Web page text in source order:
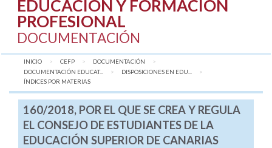
EDUCACIÓN Y FORMACIÓN
PROFESIONAL
DOCUMENTACIÓN
INICIO CEFP
DOCUMENTACIÓN
DOCUMENTACIÓN EDUCAT...
DISPOSICIONES EN EDU...
AQUÍ:
ÍNDICES POR MATERIAS
160/2018, POR EL QUE SE CREA Y REGULA
EL CONSEJO DE ESTUDIANTES DE LA
EDUCACIÓN SUPERIOR DE CANARIAS